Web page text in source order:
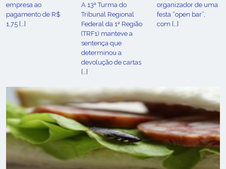
empresa ao
pagamento de R$
1,75 […]
A 13ª Turma do
Tribunal Regional
Federal da 1ª Região
(TRF1) manteve a
sentença que
determinou a
devolução de cartas
[…]
organizador de uma
festa “open bar”,
com […]